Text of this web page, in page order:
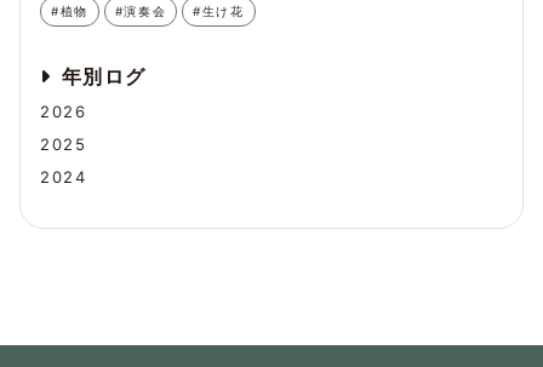
#植物 #演奏会 #生け花
年別ログ
2026
2025
2024